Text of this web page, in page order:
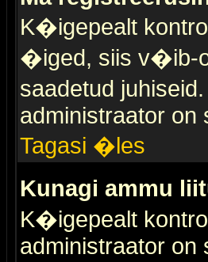
K�igepealt
�iged, siis v�ib-
saadetud
administraator on
Tagasi �les
Kunagi ammu
K�igepealt
administraator on